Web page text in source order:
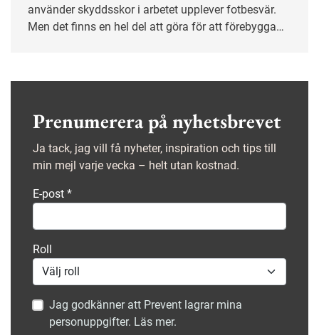
använder skyddsskor i arbetet upplever fotbesvär.
Men det finns en hel del att göra för att förebygga
Prenumerera på nyhetsbrevet
Ja tack, jag vill få nyheter, inspiration och tips till
min mejl varje vecka – helt utan kostnad.
E-post *
Roll
Jag godkänner att Prevent lagrar mina
personuppgifter. Läs mer.